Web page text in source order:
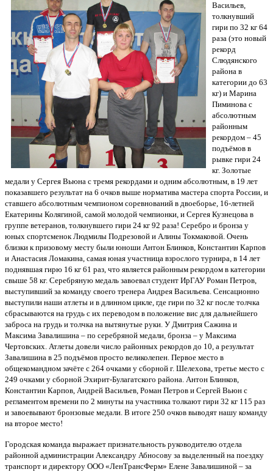
Васильев,
толкнувший
гири по 32 кг 64
раза (это новый
рекорд
Слюдянского
района в
категории до 63
кг) и Марина
Пиминова с
абсолютным
районным
рекордом – 45
подъёмов в
рывке гири 24
кг. Золотые
медали у Сергея Вьюна с тремя рекордами и одним абсолютным, в 19 лет
показавшего результат на 6 очков выше норматива мастера спорта России, и
ставшего абсолютным чемпионом соревнований в двоеборье, 16-летней
Екатерины Колягиной, самой молодой чемпионки, и Сергея Кузнецова в
группе ветеранов, толкнувшего гири 24 кг 92 раза! Серебро и бронза у
юных спортсменок Людмилы Подрезовой и Алины Токмаковой. Очень
близки к призовому месту были юноши Антон Блинков, Константин Карпов
и Анастасия Ломакина, самая юная участница взрослого турнира, в 14 лет
поднявшая гирю 16 кг 61 раз, что является районным рекордом в категории
свыше 58 кг. Серебряную медаль завоевал студент ИрГАУ Роман Петров,
выступивший за команду своего тренера Андрея Васильева. Сенсационно
выступили наши атлеты и в длинном цикле, где гири по 32 кг после толчка
сбрасываются на грудь с их переводом в положение вис для дальнейшего
заброса на грудь и толчка на вытянутые руки. У Дмитрия Сажина и
Максима Завалишина – по серебряной медали, бронза – у Максима
Чертовских. Атлеты довели число районных рекордов до 10, а результат
Завалишина в 25 подъёмов просто великолепен. Первое место в
общекомандном зачёте с 264 очками у сборной г. Шелехова, третье место с
249 очками у сборной Эхирит-Булагатского района. Антон Блинков,
Константин Карпов, Андрей Васильев, Роман Петров и Сергей Вьюн с
регламентом времени по 2 минуты на участника толкают гири 32 кг 115 раз
и завоевывают бронзовые медали. В итоге 250 очков выводят нашу команду
на второе место!
Городская команда выражает признательность руководителю отдела
районной администрации Александру Абносову за выделенный на поездку
транспорт и директору ООО «ЛенТрансФерм» Елене Завалишиной – за